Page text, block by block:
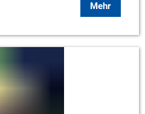
Mehr